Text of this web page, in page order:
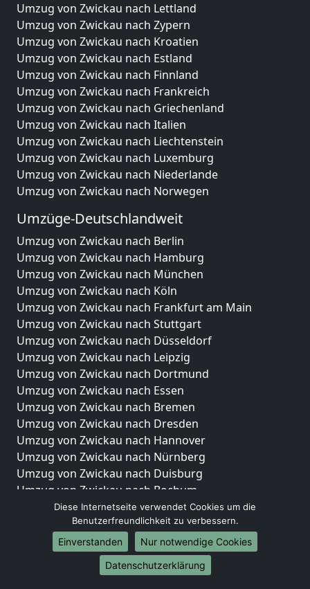
Umzug von Zwickau nach Lettland
Umzug von Zwickau nach Zypern
Umzug von Zwickau nach Kroatien
Umzug von Zwickau nach Estland
Umzug von Zwickau nach Finnland
Umzug von Zwickau nach Frankreich
Umzug von Zwickau nach Griechenland
Umzug von Zwickau nach Italien
Umzug von Zwickau nach Liechtenstein
Umzug von Zwickau nach Luxemburg
Umzug von Zwickau nach Niederlande
Umzug von Zwickau nach Norwegen
Umzüge-Deutschlandweit
Umzug von Zwickau nach Berlin
Umzug von Zwickau nach Hamburg
Umzug von Zwickau nach München
Umzug von Zwickau nach Köln
Umzug von Zwickau nach Frankfurt am Main
Umzug von Zwickau nach Stuttgart
Umzug von Zwickau nach Düsseldorf
Umzug von Zwickau nach Leipzig
Umzug von Zwickau nach Dortmund
Umzug von Zwickau nach Essen
Umzug von Zwickau nach Bremen
Umzug von Zwickau nach Dresden
Umzug von Zwickau nach Hannover
Umzug von Zwickau nach Nürnberg
Umzug von Zwickau nach Duisburg
Umzug von Zwickau nach Bochum
Umzug von Zwickau nach Wuppertal
Umzug von Zwickau nach Bielefeld
Umzug von Zwickau nach Bonn
Umzug von Zwickau nach Münster
Diese Internetseite verwendet Cookies um die
Benutzerfreundlichkeit zu verbessern.
Einverstanden
Nur notwendige Cookies
Datenschutzerklärung